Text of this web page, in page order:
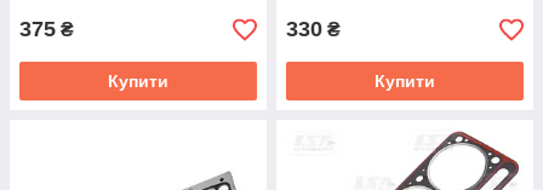
375 ₴
Купити
330 ₴
Купити